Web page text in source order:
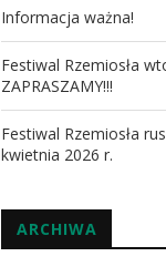
Informacja ważna!
Festiwal Rzemiosła
ZAPRASZAMY!!!
Festiwal Rzemiosła
kwietnia 2026 r.
ARCHIWA